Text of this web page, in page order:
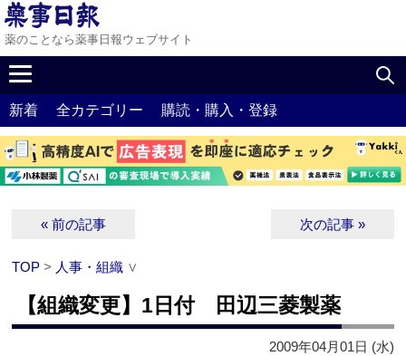
薬のことなら薬事日報ウェブサイト
新着 全カテゴリー 購読・購入・登録
« 前の記事 次の記事 »
TOP > 人事・組織 ∨
【組織変更】1日付 田辺三菱製薬
2009年04月01日 (水)